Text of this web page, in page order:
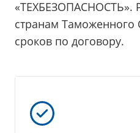
«ТЕХБЕЗОПАСНОСТЬ».
странам Таможенного
сроков по договору.